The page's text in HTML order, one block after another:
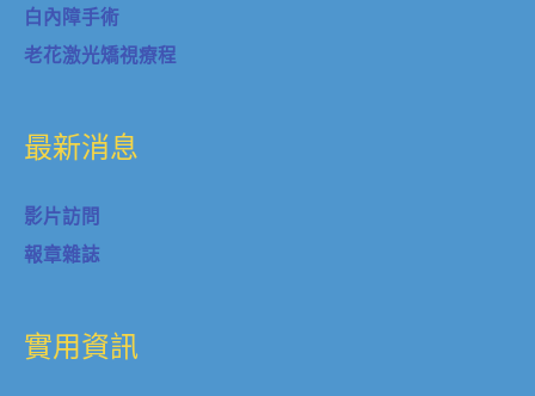
白內障手術
老花激光矯視療程
最新消息
影片訪問
報章雜誌
實用資訊